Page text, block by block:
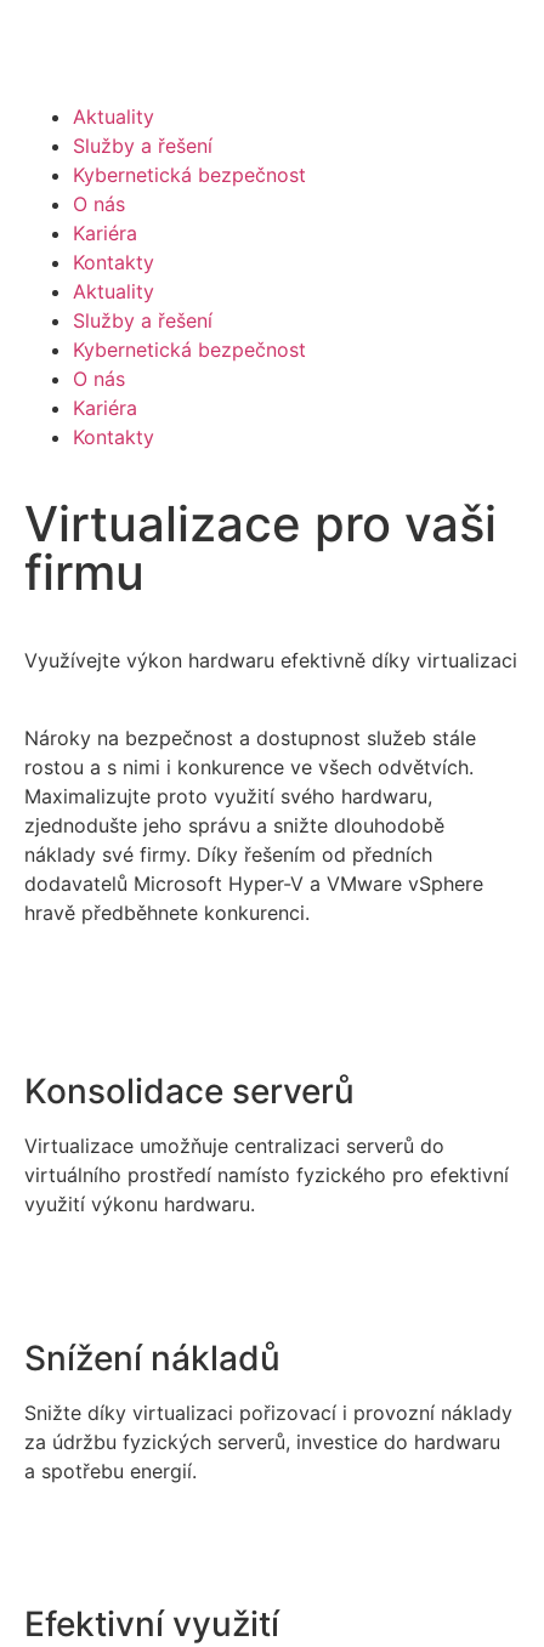
Aktuality
Služby a řešení
Kybernetická bezpečnost
O nás
Kariéra
Kontakty
Aktuality
Služby a řešení
Kybernetická bezpečnost
O nás
Kariéra
Kontakty
Virtualizace pro vaši
firmu
Využívejte výkon hardwaru efektivně díky virtualizaci
Nároky na bezpečnost a dostupnost služeb stále
rostou a s nimi i konkurence ve všech odvětvích.
Maximalizujte proto využití svého hardwaru,
zjednodušte jeho správu a snižte dlouhodobě
náklady své firmy. Díky řešením od předních
dodavatelů Microsoft Hyper-V a VMware vSphere
hravě předběhnete konkurenci.
Konsolidace serverů
Virtualizace umožňuje centralizaci serverů do
virtuálního prostředí namísto fyzického pro efektivní
využití výkonu hardwaru.
Snížení nákladů
Snižte díky virtualizaci pořizovací i provozní náklady
za údržbu fyzických serverů, investice do hardwaru
a spotřebu energií.
Efektivní využití